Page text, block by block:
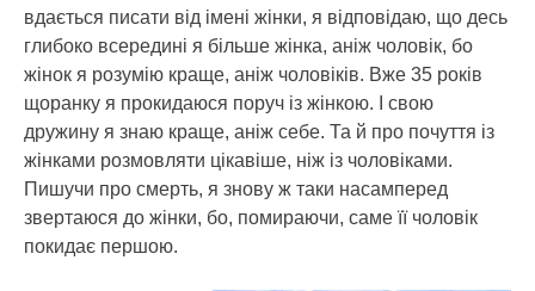
вдається писати від імені жінки, я відповідаю, що десь
глибоко всередині я більше жінка, аніж чоловік, бо
жінок я розумію краще, аніж чоловіків. Вже 35 років
щоранку я прокидаюся поруч із жінкою. І свою
дружину я знаю краще, аніж себе. Та й про почуття із
жінками розмовляти цікавіше, ніж із чоловіками.
Пишучи про смерть, я знову ж таки насамперед
звертаюся до жінки, бо, помираючи, саме її чоловік
покидає першою.